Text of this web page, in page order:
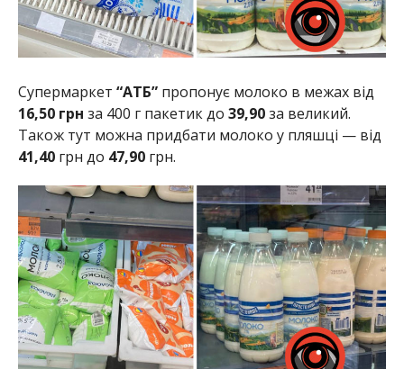
Супермаркет “АТБ”пропонує молоко в межах від
16,50 грн за 400 г пакетик до 39,90за великий.
Також тут можна придбати молоко у пляшці — від
41,40грн до 47,90грн.